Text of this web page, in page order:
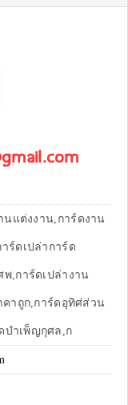
นแต่งงาน,การ์ดงาน
ร์ดเปล่าการ์ด
,การ์ดเปล่างาน
าถูก,การ์ดอุทิศ่ส่วน
บำเพ็ญกุศล,ก